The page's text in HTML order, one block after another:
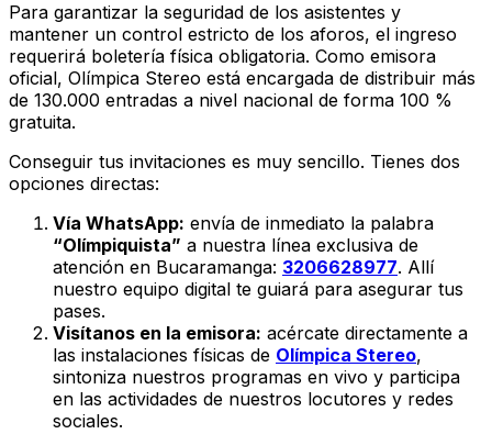
Para garantizar la seguridad de los asistentes y
mantener un control estricto de los aforos, el ingreso
requerirá boletería física obligatoria. Como emisora
oficial, Olímpica Stereo está encargada de distribuir más
de 130.000 entradas a nivel nacional de forma 100 %
gratuita.
Conseguir tus invitaciones es muy sencillo. Tienes dos
opciones directas:
Vía WhatsApp: envía de inmediato la palabra
“Olímpiquista” a nuestra línea exclusiva de
atención en Bucaramanga: 3206628977. Allí
nuestro equipo digital te guiará para asegurar tus
pases.
Visítanos en la emisora: acércate directamente a
las instalaciones físicas de Olímpica Stereo,
sintoniza nuestros programas en vivo y participa
en las actividades de nuestros locutores y redes
sociales.